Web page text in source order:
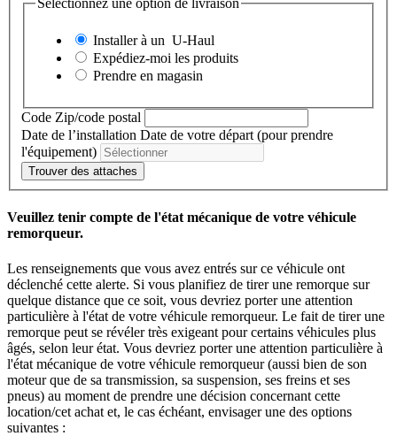
Sélectionnez une option de livraison
Installer à un U-Haul
Expédiez-moi les produits
Prendre en magasin
Code Zip/code postal
Date de l’installation Date de votre départ (pour prendre
l'équipement)
Trouver des attaches
Veuillez tenir compte de l'état mécanique de votre véhicule
remorqueur.
Les renseignements que vous avez entrés sur ce véhicule ont
déclenché cette alerte. Si vous planifiez de tirer une remorque sur
quelque distance que ce soit, vous devriez porter une attention
particulière à l'état de votre véhicule remorqueur. Le fait de tirer une
remorque peut se révéler très exigeant pour certains véhicules plus
âgés, selon leur état. Vous devriez porter une attention particulière à
l'état mécanique de votre véhicule remorqueur (aussi bien de son
moteur que de sa transmission, sa suspension, ses freins et ses
pneus) au moment de prendre une décision concernant cette
location/cet achat et, le cas échéant, envisager une des options
suivantes :